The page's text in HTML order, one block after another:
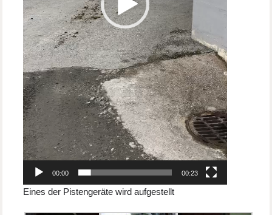
00:00 00:23
Eines der Pistengeräte wird aufgestellt